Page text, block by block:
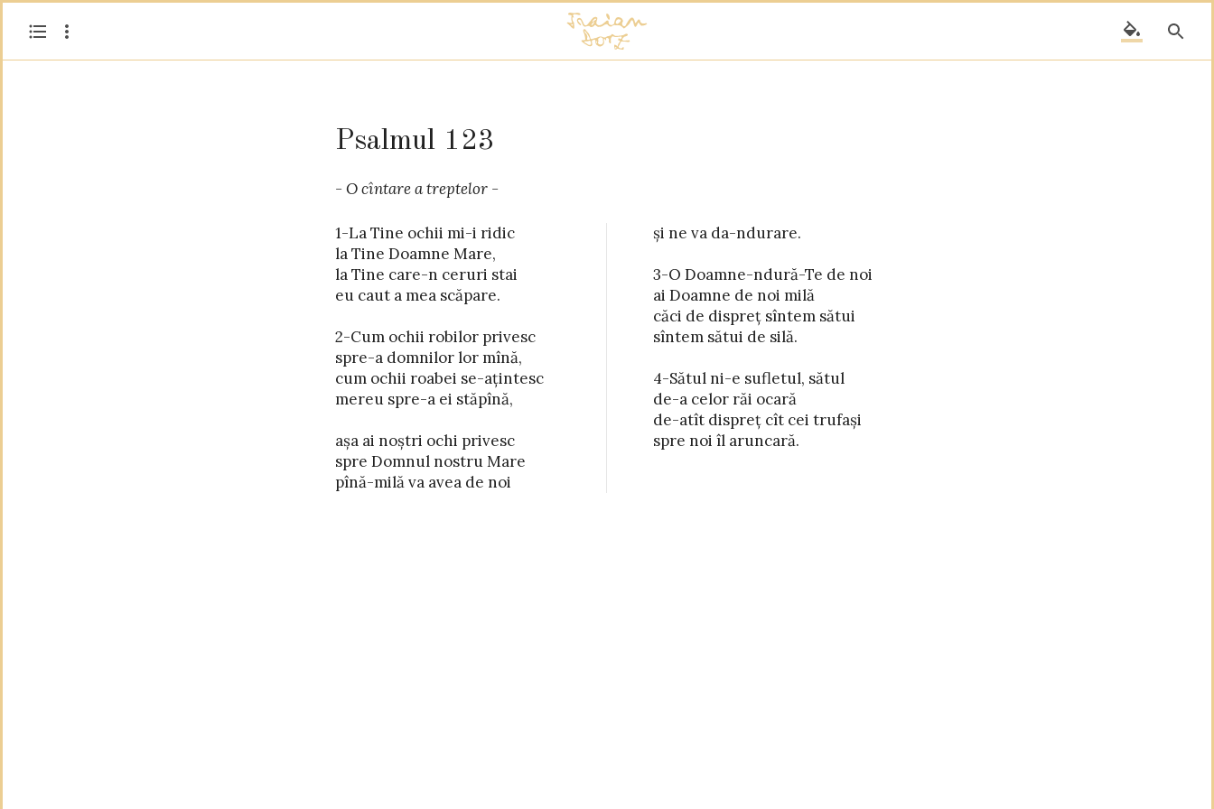
Psalmul 123
- O cîntare a treptelor -
1-La Tine ochii mi-i ridic
la Tine Doamne Mare,
la Tine care-n ceruri stai
eu caut a mea scăpare.
2-Cum ochii robilor privesc
spre-a domnilor lor mînă,
cum ochii roabei se-ațintesc
mereu spre-a ei stăpînă,
așa ai noștri ochi privesc
spre Domnul nostru Mare
pînă-milă va avea de noi
și ne va da-ndurare.
3-O Doamne-ndură-Te de noi
ai Doamne de noi milă
sîntem sătui de silă.
4-Sătul ni-e sufletul, sătul
de-a celor răi ocară
spre noi îl aruncară.